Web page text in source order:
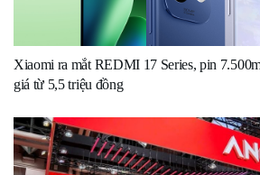
Xiaomi ra mắt REDMI 17 Series, pin
giá từ 5,5 triệu đồng